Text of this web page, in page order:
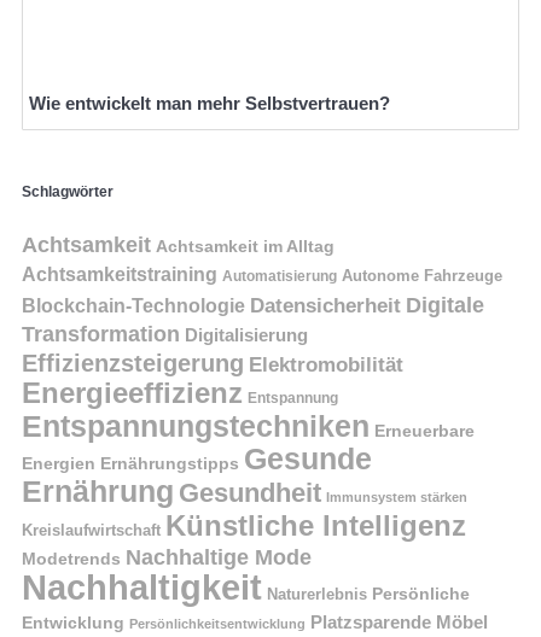
Wie entwickelt man mehr Selbstvertrauen?
Schlagwörter
Achtsamkeit Achtsamkeit im Alltag
Achtsamkeitstraining Automatisierung Autonome Fahrzeuge
Blockchain-Technologie Datensicherheit Digitale
Transformation Digitalisierung
Effizienzsteigerung Elektromobilität
Energieeffizienz Entspannung
Entspannungstechniken Erneuerbare
Energien Ernährungstipps Gesunde
Ernährung Gesundheit Immunsystem stärken
Kreislaufwirtschaft Künstliche Intelligenz
Modetrends Nachhaltige Mode
Nachhaltigkeit Naturerlebnis Persönliche
Entwicklung Persönlichkeitsentwicklung Platzsparende Möbel